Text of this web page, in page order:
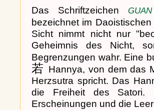
Das SchriftzeichenGUAN
bezeichnet im
Sicht nimmt nicht nur
Geheimnis des Nicht,
Begrenzungen wahr. Eine
若 Hannya, von dem das
Herzsutra spricht. Das
die Freiheit des Satori.
Erscheinungen und die